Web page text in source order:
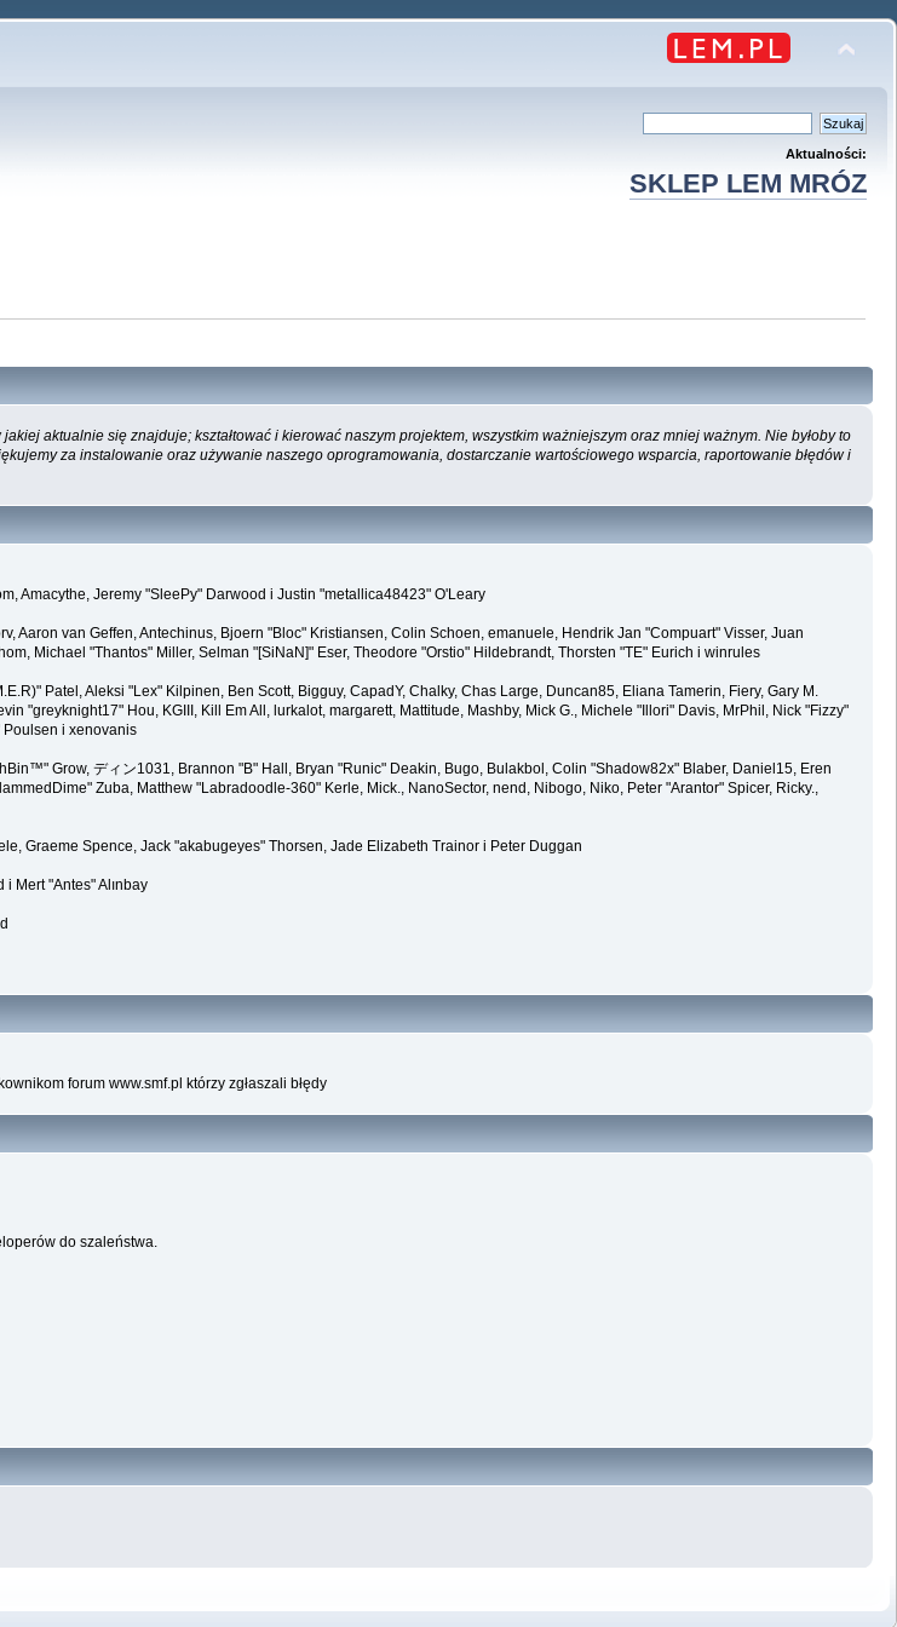
Aktualności:
SKLEP LEM MRÓZ
aktualnie się znajduje; kształtować i kierować naszym projektem, wszystkim ważniejszym oraz mniej ważnym. Nie byłoby to
za instalowanie oraz używanie naszego oprogramowania, dostarczanie wartościowego wsparcia, raportowanie błędów i
Amacythe, Jeremy "SleePy" Darwood i Justin "metallica48423" O'Leary
van Geffen, Antechinus, Bjoern "Bloc" Kristiansen, Colin Schoen, emanuele, Hendrik Jan "Compuart" Visser, Juan
Michael "Thantos" Miller, Selman "[SiNaN]" Eser, Theodore "Orstio" Hildebrandt, Thorsten "TE" Eurich i winrules
Patel, Aleksi "Lex" Kilpinen, Ben Scott, Bigguy, CapadY, Chalky, Chas Large, Duncan85, Eliana Tamerin, Fiery, Gary M.
"greyknight17" Hou, KGIII, Kill Em All, lurkalot, margarett, Mattitude, Mashby, Mick G., Michele "Illori" Davis, MrPhil, Nick "Fizzy"
Poulsen i xenovanis
Grow, ディン1031, Brannon "B" Hall, Bryan "Runic" Deakin, Bugo, Bulakbol, Colin "Shadow82x" Blaber, Daniel15, Eren
Zuba, Matthew "Labradoodle-360" Kerle, Mick., NanoSector, nend, Nibogo, Niko, Peter "Arantor" Spicer, Ricky.,
Graeme Spence, Jack "akabugeyes" Thorsen, Jade Elizabeth Trainor i Peter Duggan
Mert "Antes" Alınbay
forum www.smf.pl którzy zgłaszali błędy
do szaleństwa.